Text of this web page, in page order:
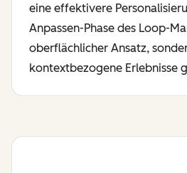
eine effektivere
Anpassen-Phase des Loop-
oberflächlicher Ansatz,
kontextbezogene Erlebnisse